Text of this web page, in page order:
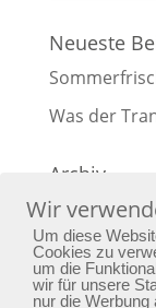
Neueste
Was der
Archiv
Archiv
Wir
Um diese
Cookies zu
um die
wir für unsere
nur die